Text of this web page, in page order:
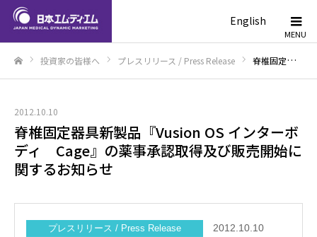
English
投資家の皆様へ プレスリリース / Press Release 脊椎固定器具新製品『Vusion OS インターボディ Cage』の薬事承認取得及び販売開始に関するお知らせ
2012.10.10
脊椎固定器具新製品『Vusion OS インターボ
ディ Cage』の薬事承認取得及び販売開始に
関するお知らせ
プレスリリース / Press Release 2012.10.10